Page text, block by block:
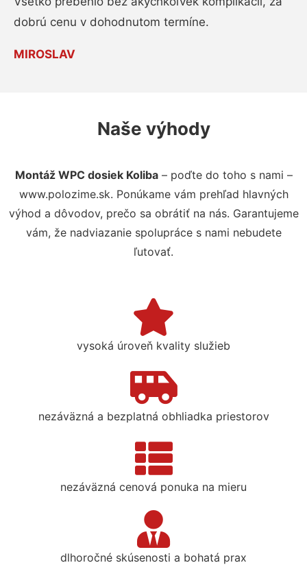
dobrú cenu v dohodnutom termíne.
MIROSLAV
Naše výhody
Montáž WPC dosiek Koliba– poďte do toho s nami –
www.polozime.sk. Ponúkame vám prehľad hlavných
výhod a dôvodov, prečo sa obrátiť na nás. Garantujeme
vám, že nadviazanie spolupráce s nami nebudete
ľutovať.
vysoká úroveň kvality služieb
nezáväzná a bezplatná obhliadka priestorov
nezáväzná cenová ponuka na mieru
dlhoročné skúsenosti a bohatá prax